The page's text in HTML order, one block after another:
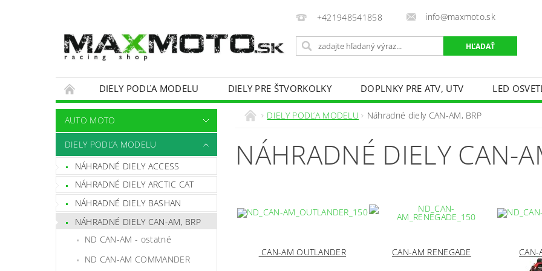
+421948541858 info@maxmoto.sk
DIELY PODĽA MODELU DIELY PRE ŠTVORKOLKY DOPLNKY PRE ATV, UTV
LED
OBCHODNÉ PODMIENKY
KONTAKTY
AUTO MOTO
DIELY PODĽA MODELU
NÁHRADNÉ DIELY ACCESS
NÁHRADNÉ DIELY ARCTIC CAT
NÁHRADNÉ DIELY BASHAN
NÁHRADNÉ DIELY CAN-AM, BRP
ND CAN-AM - ostatné
ND CAN-AM COMMANDER
DIELY PODĽA MODELU Náhradné diely CAN-AM, BRP
NÁHRADNÉ DIELY CAN-
CAN-AM OUTLANDER CAN-AM RENEGADE